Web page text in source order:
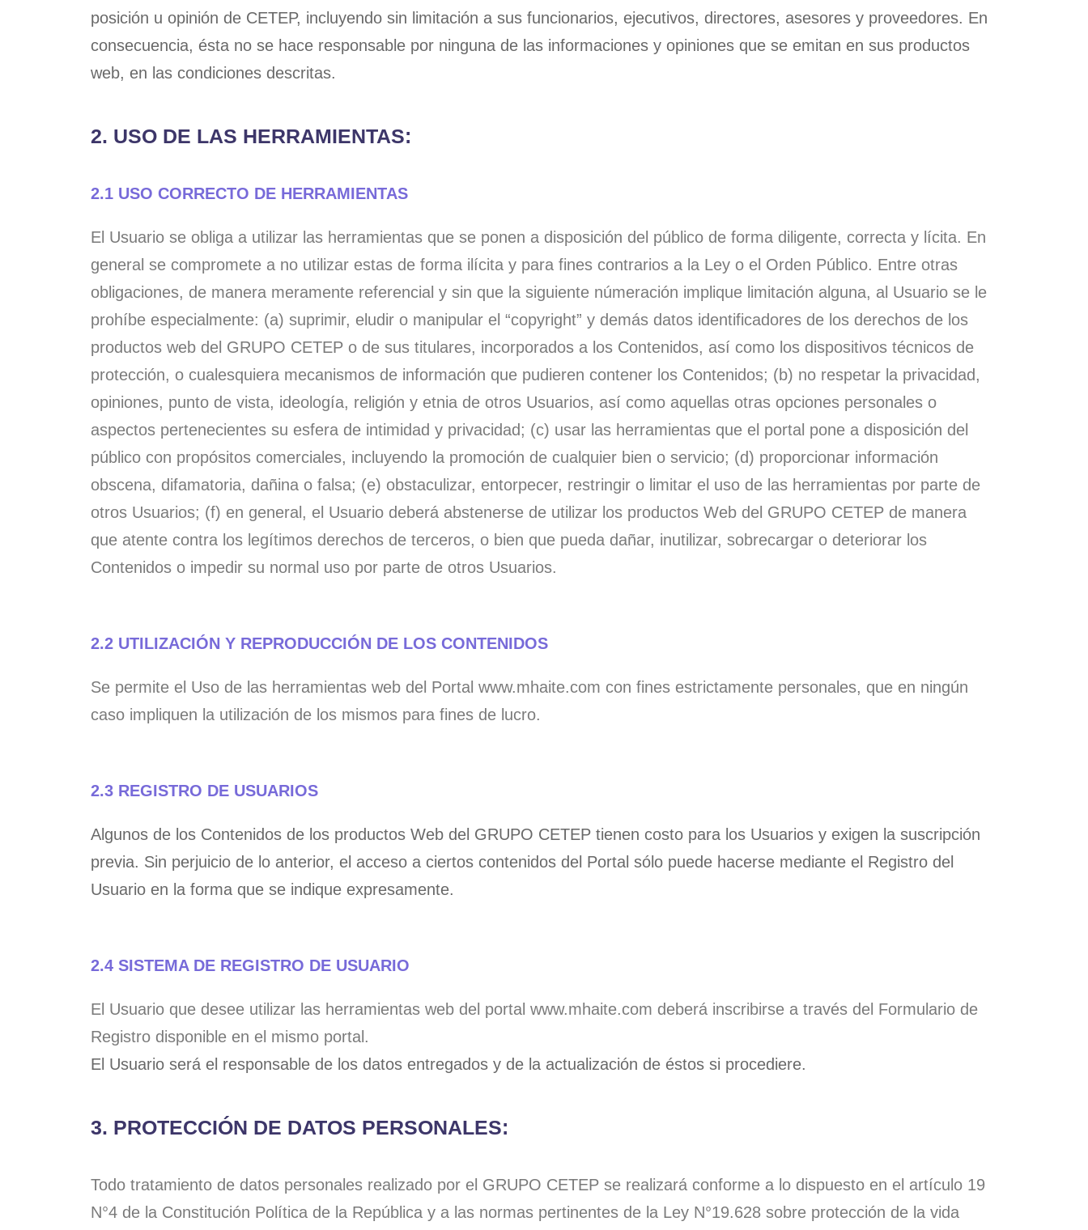
posición u opinión de CETEP, incluyendo sin limitación a sus funcionarios, ejecutivos, directores, asesores y proveedores. En
consecuencia, ésta no se hace responsable por ninguna de las informaciones y opiniones que se emitan en sus productos
web, en las condiciones descritas.
2. USO DE LAS HERRAMIENTAS:
2.1 USO CORRECTO DE HERRAMIENTAS
El Usuario se obliga a utilizar las herramientas que se ponen a disposición del público de forma diligente, correcta y lícita. En
general se compromete a no utilizar estas de forma ilícita y para fines contrarios a la Ley o el Orden Público. Entre otras
obligaciones, de manera meramente referencial y sin que la siguiente númeración implique limitación alguna, al Usuario se le
prohíbe especialmente: (a) suprimir, eludir o manipular el “copyright” y demás datos identificadores de los derechos de los
productos web del GRUPO CETEP o de sus titulares, incorporados a los Contenidos, así como los dispositivos técnicos de
protección, o cualesquiera mecanismos de información que pudieren contener los Contenidos; (b) no respetar la privacidad,
opiniones, punto de vista, ideología, religión y etnia de otros Usuarios, así como aquellas otras opciones personales o
aspectos pertenecientes su esfera de intimidad y privacidad; (c) usar las herramientas que el portal pone a disposición del
público con propósitos comerciales, incluyendo la promoción de cualquier bien o servicio; (d) proporcionar información
obscena, difamatoria, dañina o falsa; (e) obstaculizar, entorpecer, restringir o limitar el uso de las herramientas por parte de
otros Usuarios; (f) en general, el Usuario deberá abstenerse de utilizar los productos Web del GRUPO CETEP de manera
que atente contra los legítimos derechos de terceros, o bien que pueda dañar, inutilizar, sobrecargar o deteriorar los
Contenidos o impedir su normal uso por parte de otros Usuarios.
2.2 UTILIZACIÓN Y REPRODUCCIÓN DE LOS CONTENIDOS
Se permite el Uso de las herramientas web del Portal www.mhaite.com con fines estrictamente personales, que en ningún
caso impliquen la utilización de los mismos para fines de lucro.
2.3 REGISTRO DE USUARIOS
Algunos de los Contenidos de los productos Web del GRUPO CETEP tienen costo para los Usuarios y exigen la suscripción
previa. Sin perjuicio de lo anterior, el acceso a ciertos contenidos del Portal sólo puede hacerse mediante el Registro del
Usuario en la forma que se indique expresamente.
2.4 SISTEMA DE REGISTRO DE USUARIO
El Usuario que desee utilizar las herramientas web del portal www.mhaite.com deberá inscribirse a través del Formulario de
Registro disponible en el mismo portal.
El Usuario será el responsable de los datos entregados y de la actualización de éstos si procediere.
3. PROTECCIÓN DE DATOS PERSONALES:
Todo tratamiento de datos personales realizado por el GRUPO CETEP se realizará conforme a lo dispuesto en el artículo 19
N°4 de la Constitución Política de la República y a las normas pertinentes de la Ley N°19.628 sobre protección de la vida